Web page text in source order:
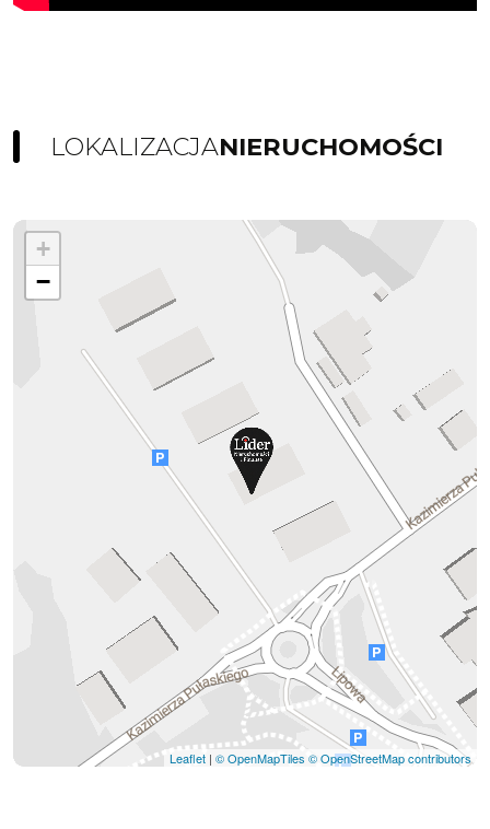
LOKALIZACJANIERUCHOMOŚCI
+
−
Leaflet | © OpenMapTiles © OpenStreetMap contributors